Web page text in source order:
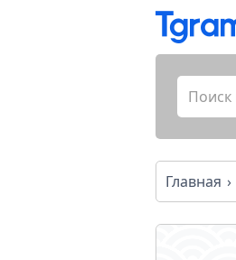
Главная